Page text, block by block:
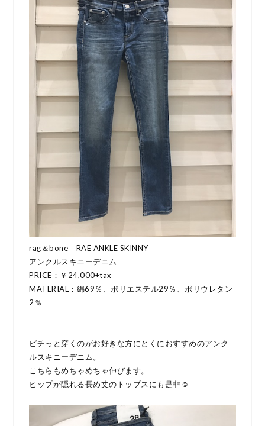
rag＆bone RAE ANKLE SKINNY
アンクルスキニーデニム
PRICE：￥24,000+tax
MATERIAL：綿69％、ポリエステル29％、ポリウレタン
2％
ピチっと穿くのがお好きな方にとくにおすすめのアンク
ルスキニーデニム。
こちらもめちゃめちゃ伸びます。
ヒップが隠れる長め丈のトップスにも是非☺︎